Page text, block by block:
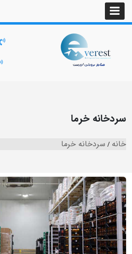
سردخانه خرما
خانه سردخانه خرما